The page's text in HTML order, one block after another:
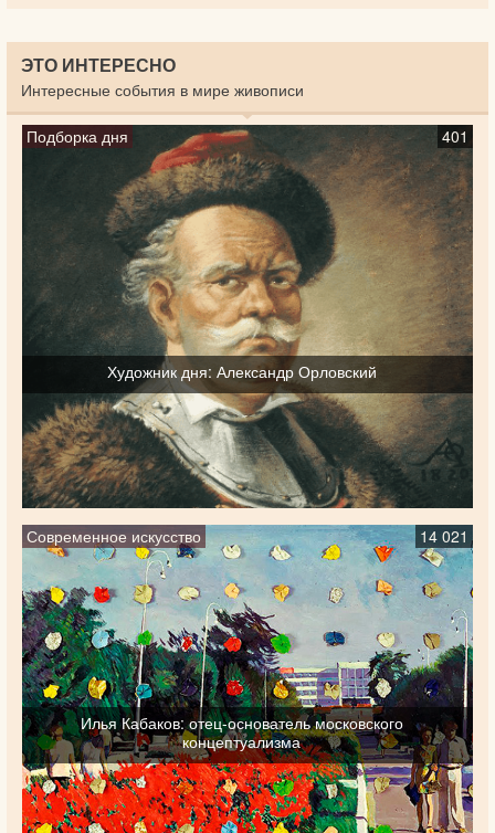
ЭТО ИНТЕРЕСНО
Интересные события в мире живописи
Подборка дня 401
Художник дня: Александр Орловский
Современное искусство 14 021
Илья Кабаков: отец-основатель московского
концептуализма